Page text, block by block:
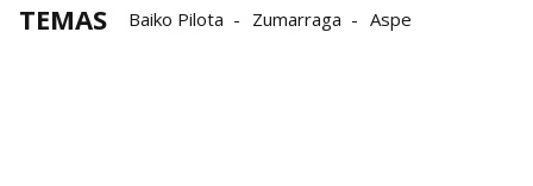
TEMAS Baiko Pilota Zumarraga Aspe